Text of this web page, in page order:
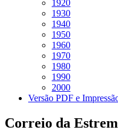
1920
1930
1940
1950
1960
1970
1980
1990
2000
Versão PDF e
Correio da